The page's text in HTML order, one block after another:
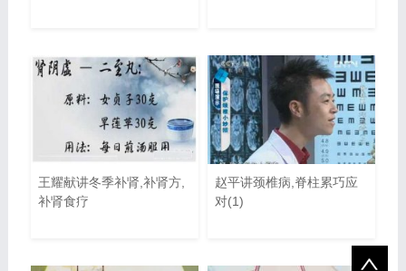
王耀献讲冬季补肾,补肾方,
补肾食疗
赵平讲颈椎病,脊柱累巧应
对(1)